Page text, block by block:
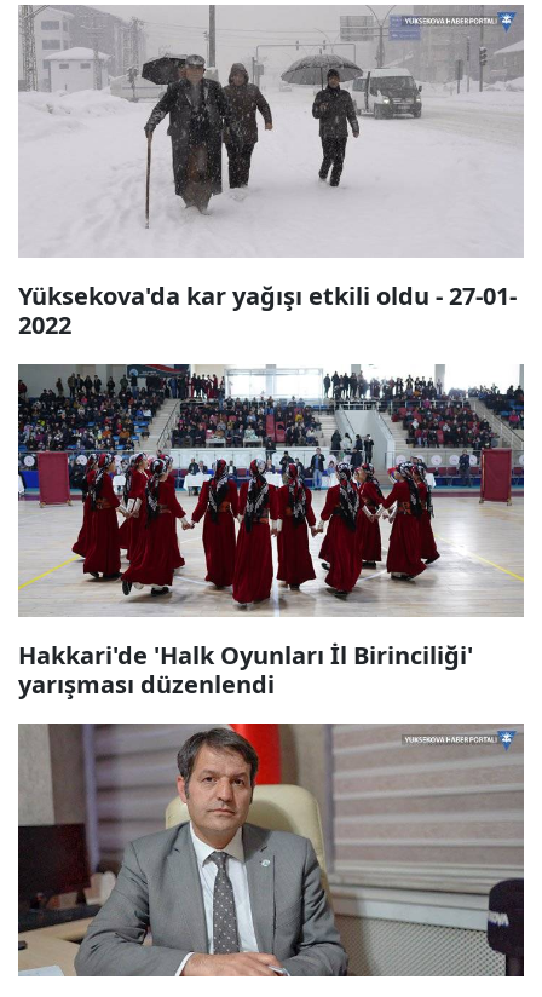
Yüksekova'da kar yağışı etkili oldu - 27-01-
2022
Hakkari'de 'Halk Oyunları İl Birinciliği'
yarışması düzenlendi